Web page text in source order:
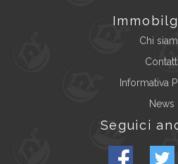
Chi
Contatti
Informativa
News
Seguici